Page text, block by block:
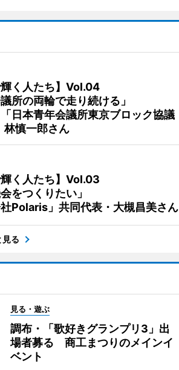
く人たち】Vol.04
所の両輪で走り続ける」
「日本青年会議所東京ブロック協議
慎一郎さん
く人たち】Vol.03
をつくりたい」
社Polaris」共同代表・大槻昌美さん
見る
見る・遊ぶ
調布・「歌好きグランプリ3」出
場者募る 商工まつりのメインイ
ベント